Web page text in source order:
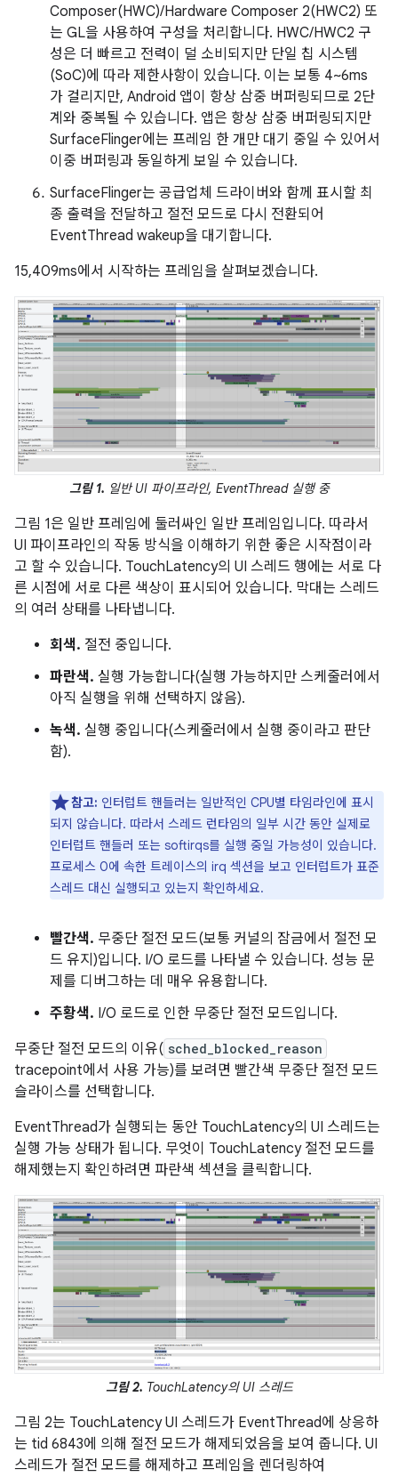
Composer(HWC)/Hardware Composer 2(HWC2) 또
는 GL을 사용하여 구성을 처리합니다. HWC/HWC2 구
성은 더 빠르고 전력이 덜 소비되지만 단일 칩 시스템
(SoC)에 따라 제한사항이 있습니다. 이는 보통 4~6ms
가 걸리지만, Android 앱이 항상 삼중 버퍼링되므로 2단
계와 중복될 수 있습니다. 앱은 항상 삼중 버퍼링되지만
SurfaceFlinger에는 프레임 한 개만 대기 중일 수 있어서
이중 버퍼링과 동일하게 보일 수 있습니다.
SurfaceFlinger는 공급업체 드라이버와 함께 표시할 최
종 출력을 전달하고 절전 모드로 다시 전환되어
EventThread wakeup을 대기합니다.
15,409ms에서 시작하는 프레임을 살펴보겠습니다.
그림 1. 일반 UI 파이프라인, EventThread 실행 중
그림 1은 일반 프레임에 둘러싸인 일반 프레임입니다. 따라서
UI 파이프라인의 작동 방식을 이해하기 위한 좋은 시작점이라
고 할 수 있습니다. TouchLatency의 UI 스레드 행에는 서로 다
른 시점에 서로 다른 색상이 표시되어 있습니다. 막대는 스레드
의 여러 상태를 나타냅니다.
회색. 절전 중입니다.
파란색. 실행 가능합니다(실행 가능하지만 스케줄러에서
아직 실행을 위해 선택하지 않음).
녹색. 실행 중입니다(스케줄러에서 실행 중이라고 판단
함).
참고: 인터럽트 핸들러는 일반적인 CPU별 타임라인에 표시
되지 않습니다. 따라서 스레드 런타임의 일부 시간 동안 실제로
인터럽트 핸들러 또는 softirqs를 실행 중일 가능성이 있습니다.
프로세스 0에 속한 트레이스의 irq 섹션을 보고 인터럽트가 표준
스레드 대신 실행되고 있는지 확인하세요.
빨간색. 무중단 절전 모드(보통 커널의 잠금에서 절전 모
드 유지)입니다. I/O 로드를 나타낼 수 있습니다. 성능 문
제를 디버그하는 데 매우 유용합니다.
주황색. I/O 로드로 인한 무중단 절전 모드입니다.
무중단 절전 모드의 이유( sched_blocked_reason
tracepoint에서 사용 가능)를 보려면 빨간색 무중단 절전 모드
슬라이스를 선택합니다.
EventThread가 실행되는 동안 TouchLatency의 UI 스레드는
실행 가능 상태가 됩니다. 무엇이 TouchLatency 절전 모드를
해제했는지 확인하려면 파란색 섹션을 클릭합니다.
그림 2. TouchLatency의 UI 스레드
그림 2는 TouchLatency UI 스레드가 EventThread에 상응하
는 tid 6843에 의해 절전 모드가 해제되었음을 보여 줍니다. UI
스레드가 절전 모드를 해제하고 프레임을 렌더링하여